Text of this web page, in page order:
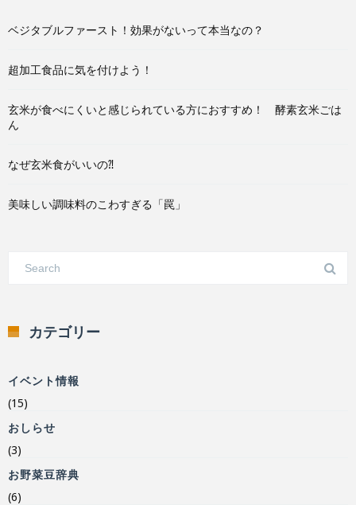
ベジタブルファースト！効果がないって本当なの？
超加工食品に気を付けよう！
玄米が食べにくいと感じられている方におすすめ！ 酵素玄米ごは
ん
なぜ玄米食がいいの⁈
美味しい調味料のこわすぎる「罠」
カテゴリー
イベント情報
(15)
おしらせ
(3)
お野菜豆辞典
(6)